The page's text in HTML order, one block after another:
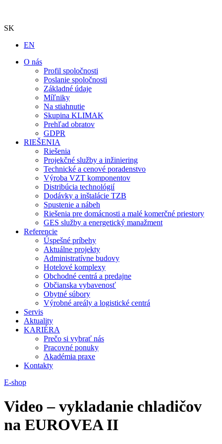
SK
EN
O nás
Profil spoločnosti
Poslanie spoločnosti
Základné údaje
Míľniky
Na stiahnutie
Skupina KLIMAK
Prehľad obratov
GDPR
RIEŠENIA
Riešenia
Projekčné služby a inžiniering
Technické a cenové poradenstvo
Výroba VZT komponentov
Distribúcia technológií
Dodávky a inštalácie TZB
Spustenie a nábeh
Riešenia pre domácnosti a malé komerčné priestory
GES služby a energetický manažment
Referencie
Úspešné príbehy
Aktuálne projekty
Administratívne budovy
Hotelové komplexy
Obchodné centrá a predajne
Občianska vybavenosť
Obytné súbory
Výrobné areály a logistické centrá
Servis
Aktuality
KARIÉRA
Prečo si vybrať nás
Pracovné ponuky
Akadémia praxe
Kontakty
E-shop
Video – vykladanie chladičov
na EUROVEA II